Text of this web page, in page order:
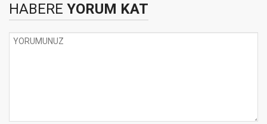
HABERE YORUM KAT